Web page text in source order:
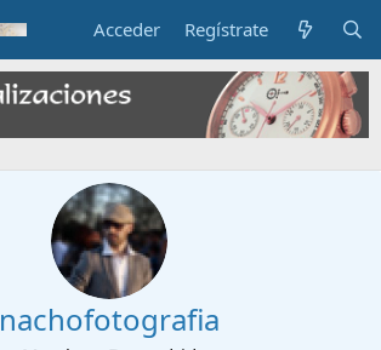
Acceder Regístrate
nachofotografia